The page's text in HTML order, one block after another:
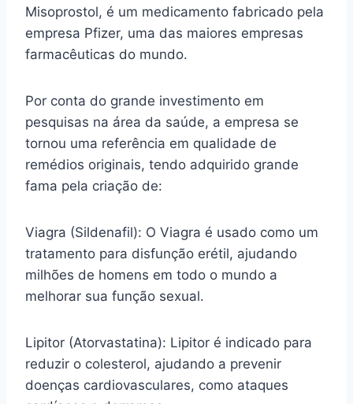
Misoprostol, é um medicamento fabricado pela
empresa Pfizer, uma das maiores empresas
farmacêuticas do mundo.
Por conta do grande investimento em
pesquisas na área da saúde, a empresa se
tornou uma referência em qualidade de
remédios originais, tendo adquirido grande
fama pela criação de:
Viagra (Sildenafil): O Viagra é usado como um
tratamento para disfunção erétil, ajudando
milhões de homens em todo o mundo a
melhorar sua função sexual.
Lipitor (Atorvastatina): Lipitor é indicado para
reduzir o colesterol, ajudando a prevenir
doenças cardiovasculares, como ataques